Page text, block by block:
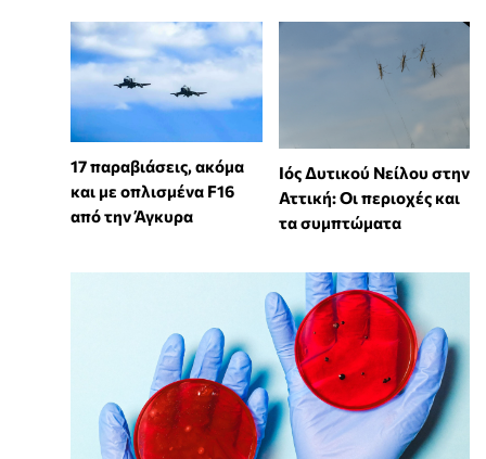
17 παραβιάσεις, ακόμα
και με οπλισμένα F16
από την Άγκυρα
Ιός Δυτικού Νείλου στην
Αττική: Οι περιοχές και
τα συμπτώματα